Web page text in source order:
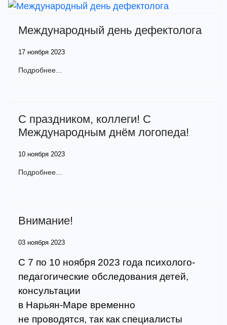
Международный день дефектолога
17 ноября 2023
Подробнее...
С праздником, коллеги! С
Международным днём логопеда!
10 ноября 2023
Подробнее...
Внимание!
03 ноября 2023
С 7 по 10 ноября 2023 года психолого-
педагогические обследования детей,
консультации
в Нарьян-Маре временно
не проводятся, так как специалисты